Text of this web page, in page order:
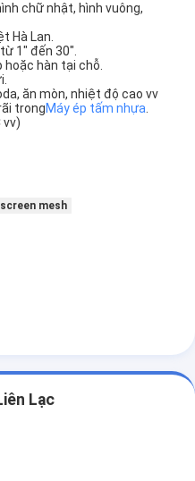
chữ nhật, hình vuông,
Hà Lan.
1" đến 30".
hoặc hàn tại chỗ.
ăn mòn, nhiệt độ cao vv
trongMáy ép tấm nhựa.
vv)
mesh
Lạc